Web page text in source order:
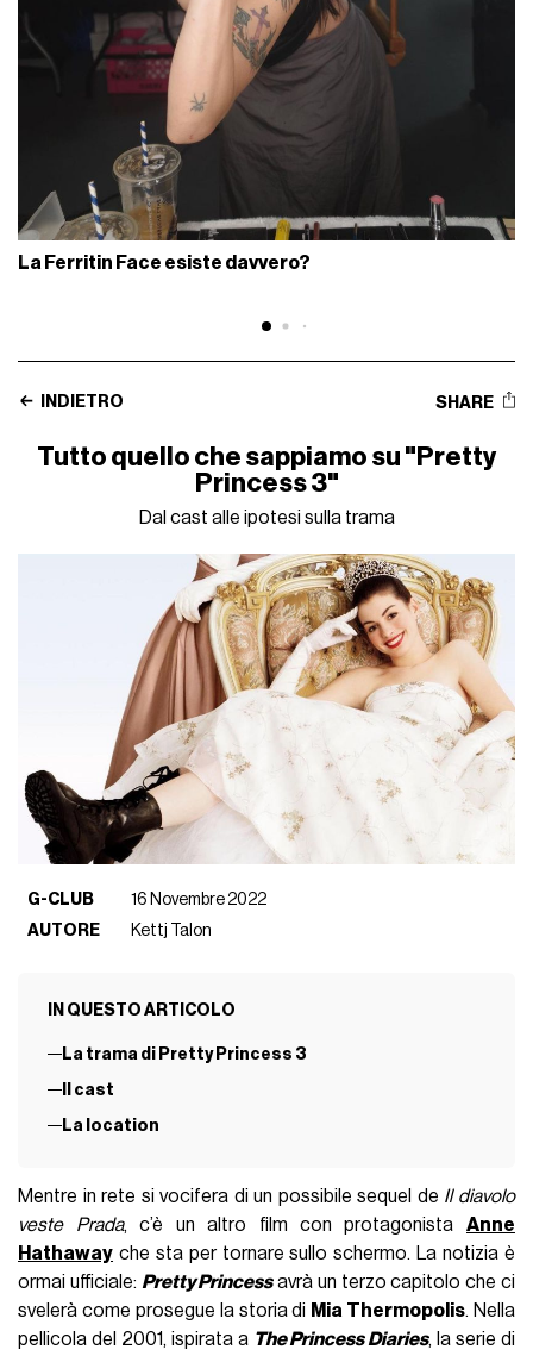
La Ferritin Face esiste davvero?
INDIETRO SHARE
Tutto quello che sappiamo su "Pretty
Princess 3"
Dal cast alle ipotesi sulla trama
G-CLUB
16 Novembre 2022
AUTORE
Kettj Talon
IN QUESTO ARTICOLO
La trama di Pretty Princess 3
Il cast
La location
Mentre in rete si vocifera di un possibile sequel de Il diavolo
veste Prada, c’è un altro film con protagonista Anne
Hathaway che sta per tornare sullo schermo. La notizia è
ormai ufficiale: Pretty Princessavrà un terzo capitolo che ci
svelerà come prosegue la storia di Mia Thermopolis. Nella
pellicola del 2001, ispirata a The Princess Diaries, la serie di